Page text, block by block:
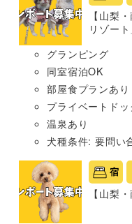
【山梨
リゾート
グランピング
同室宿泊OK
部屋食プランあり
プライベートドッ
温泉あり
犬種条件: 要問い
宿
【山梨